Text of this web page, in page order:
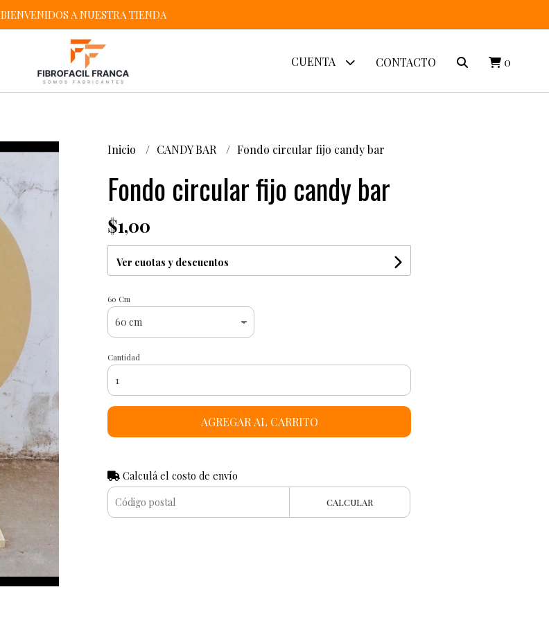
BIENVENIDOS A NUESTRA TIENDA
CUENTA CONTACTO 0
Inicio CANDY BAR Fondo circular fijo candy bar
Fondo circular fijo candy bar
$1,00
Ver cuotas y descuentos
60 Cm
Cantidad
AGREGAR AL CARRITO
Calculá el costo de envío
CALCULAR